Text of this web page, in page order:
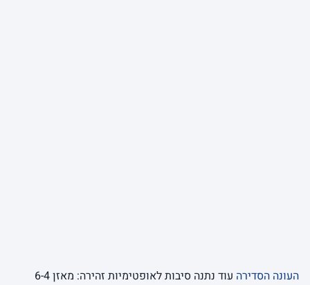
העונה הסדירה
עוד נתנה סיבות לאופטימיות זהירה: מאזן 6-4